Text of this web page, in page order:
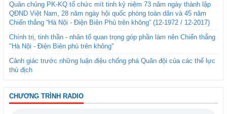
Quân chủng PK-KQ tổ chức mít tinh kỷ niệm 73 năm ngày thành lập
QĐND Việt Nam, 28 năm ngày hội quốc phòng toàn dân và 45 năm
Chiến thắng “Hà Nội - Điện Biên Phủ trên không” (12-1972 / 12-2017)
Chính trị, tinh thần - nhân tố quan trọng góp phần làm nên Chiến thắng
"Hà Nội - Điện Biên phủ trên không"
Cảnh giác trước những luận điệu chống phá Quân đội của các thế lực
thù địch
CHƯƠNG TRÌNH RADIO